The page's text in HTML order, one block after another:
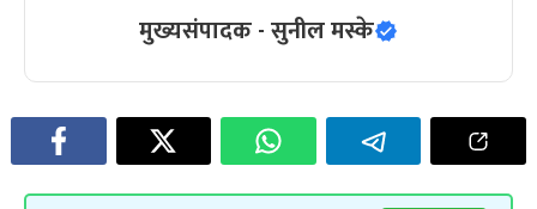
मुख्यसंपादक - सुनील मस्के